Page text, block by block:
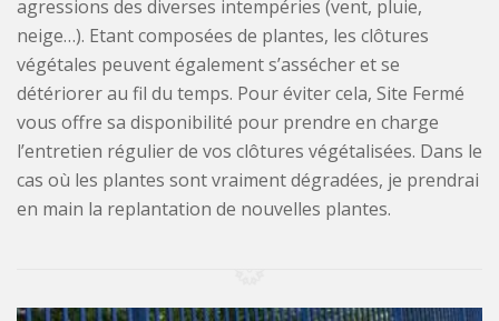
agressions des diverses intempéries (vent, pluie,
neige…). Etant composées de plantes, les clôtures
végétales peuvent également s’assécher et se
détériorer au fil du temps. Pour éviter cela, Site Fermé
vous offre sa disponibilité pour prendre en charge
l’entretien régulier de vos clôtures végétalisées. Dans le
cas où les plantes sont vraiment dégradées, je prendrai
en main la replantation de nouvelles plantes.